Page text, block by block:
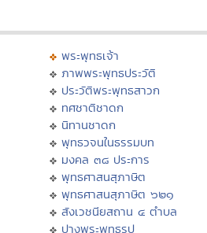
พระพุทธเจ้า
ภาพพระพุทธประวัติ
ประวัติพระพุทธสาวก
ทศชาติชาดก
นิทานชาดก
พุทธวจนในธรรมบท
มงคล ๓๘ ประการ
พุทธศาสนสุภาษิต
พุทธศาสนสุภาษิต ๖๒๑
สังเวชนียสถาน ๔ ตำบล
ปางพระพุทธรูป